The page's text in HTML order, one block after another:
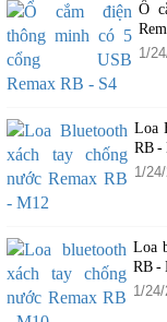
Ổ
1/
Loa
RB -
1/
Loa
RB -
1/